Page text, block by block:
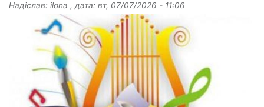
Надіслав: ilona , дата: вт, 07/07/2026 - 11:06